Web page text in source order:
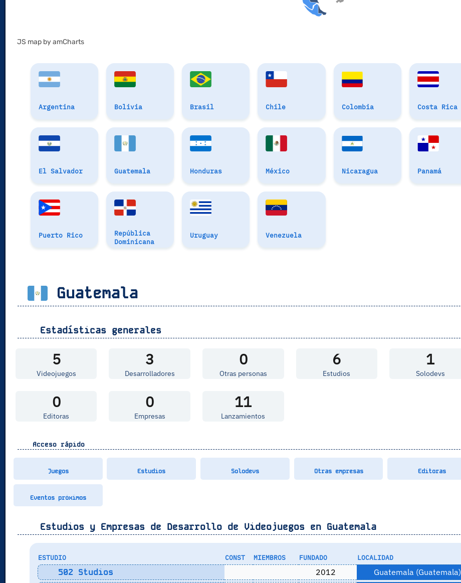
JS map by amCharts
Argentina Bolivia Brasil Chile Colombia Costa Rica
El Salvador Guatemala Honduras México Nicaragua Panamá
Puerto Rico
República
Dominicana
Uruguay Venezuela
Guatemala
Estadísticas generales
5
Videojuegos
3
Desarrolladores
0
Otras personas
6
Estudios
1
Solodevs
0
Editoras
0
Empresas
11
Lanzamientos
Acceso rápido
Juegos Estudios Solodevs Otras empresas Editoras
Eventos próximos
Estudios y Empresas de Desarrollo de Videojuegos en Guatemala
ESTUDIO CONST MIEMBROS FUNDADO LOCALIDAD
502 Studios 2012 Guatemala (Guatemala)